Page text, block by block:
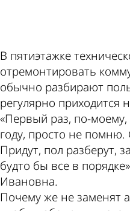
В пятиэтажке
отремонтировать
обычно разбирают
регулярно приходится
«Первый раз, по-
году, просто не помню.
Придут, пол разберут,
будто бы все в
Ивановна.
Почему же не заменят